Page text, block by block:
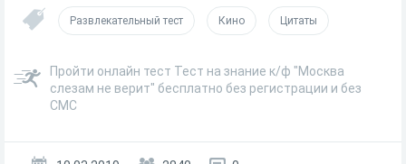
Развлекательный тест Кино Цитаты
Пройти онлайн тест Тест на знание к/ф "Москва
слезам не верит" бесплатно без регистрации и без
СМС